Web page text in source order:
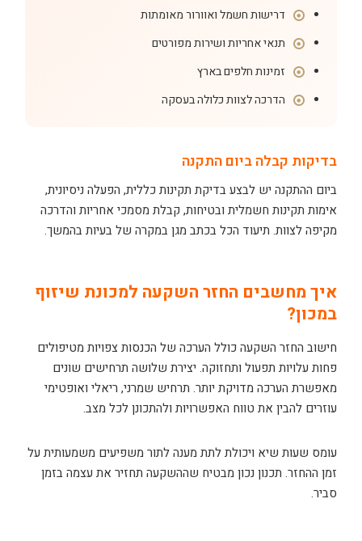
דרישות חשמל ואוורור מאומתות
תנאי אחריות ושירות מפורטים
זמינות חלפים בארץ
הדרכה לצוות כלולה בעסקה
בדיקות קבלה ביום התקנה
ביום ההתקנה יש לבצע בדיקת תקינות כללית, הפעלה ניסיונית,
אימות תקינות חשמלית ובטיחות, קבלת מסמכי אחריות והדרכה
מקיפה לצוות. תיעוד הכל בכתב מגן במקרה של בעיות בהמשך.
איך מחשבים החזר השקעה למכונת שיזוף
במכון?
חישוב החזר השקעה כולל הערכה של הכנסות צפויות מטיפולים
פחות עלויות תפעול ותחזוקה. יצירת שלושה תרחישים שונים
מאפשרת הערכה מדויקת יותר. תרחיש שמרני, ריאלי ואופטימי
עוזרים להבין את טווח האפשרויות ולהתכונן לכל מצב.
עומס שעות שיא ויכולת לתת מענה לתור משפיעים משמעותית על
זמן ההחזר. תכנון נכון מבטיח שההשקעה תחזיר את עצמה בזמן
סביר.